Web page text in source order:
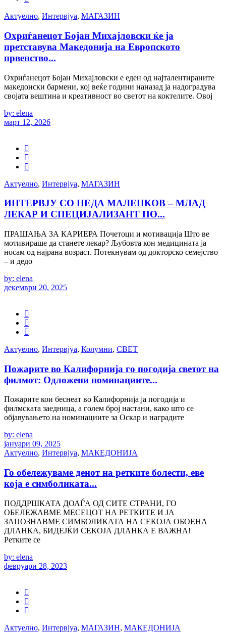
Актуелно, Интервјуа, МАГАЗИН
Охриѓанецот Бојан Михајловски ќе ја
претставува Македонија на Европското
првенство...
Охриѓанецот Бојан Михајловски е еден од најталентираните
македонски бармени, кој веќе години наназад ја надоградува
својата вештина и креативност во светот на коктелите. Овој
by: elena
март 12, 2026
Актуелно, Интервјуа, МАГАЗИН
ИНТЕРВЈУ СО НЕДА МАЛЕНКОВ – МЛАД
ЛЕКАР И СПЕЦИЈАЛИЗАНТ ПО...
ПРАШАЊА ЗА КАРИЕРА Почетоци и мотивација Што ве
мотивираше да станете лекар? Љубовта кон медицината ја
носам од најрана возраст. Потекнувам од докторско семејство
– и дедо
by: elena
декември 20, 2025
Актуелно, Интервјуа, Колумни, СВЕТ
Пожарите во Калифорнија го погодија светот на
филмот: Одложени номинациите...
Пожарите кои беснеат во Калифорнија ја погодија и
филмската заедница, а голем број настани, како што се
објавувањето на номинациите за Оскар и наградите
by: elena
јануари 09, 2025
Актуелно, Интервјуа, МАКЕДОНИЈА
Го обележуваме денот на ретките болести, еве
која е симболиката...
ПОДДРШКАТА ДОАЃА ОД СИТЕ СТРАНИ, ГО
ОБЕЛЕЖАВМЕ МЕСЕЦОТ НА РЕТКИТЕ И ЈА
ЗАПОЗНАВМЕ СИМБОЛИКАТА НА СЕКОЈА ОБОЕНА
ДЛАНКА, БИДЕЈЌИ СЕКОЈА ДЛАНКА Е ВАЖНА!
Ретките се
by: elena
февруари 28, 2023
Актуелно, Интервјуа, МАГАЗИН, МАКЕДОНИЈА